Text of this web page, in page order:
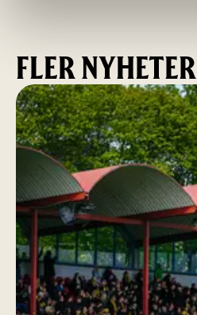
FLER NYHETER